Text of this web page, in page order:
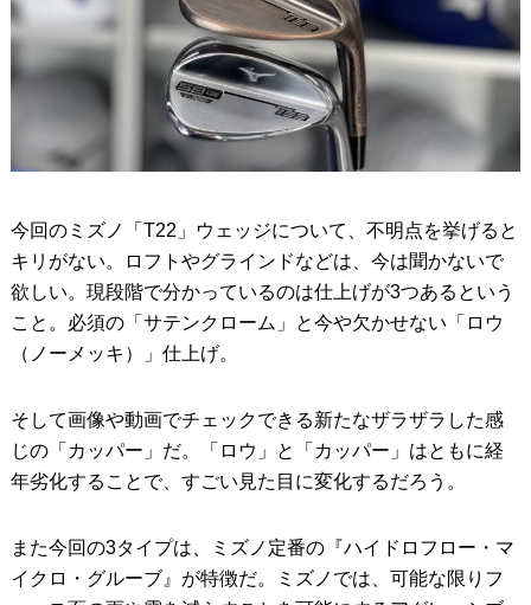
今回のミズノ「T22」ウェッジについて、不明点を挙げると
キリがない。ロフトやグラインドなどは、今は聞かないで
欲しい。現段階で分かっているのは仕上げが3つあるという
こと。必須の「サテンクローム」と今や欠かせない「ロウ
（ノーメッキ）」仕上げ。
そして画像や動画でチェックできる新たなザラザラした感
じの「カッパー」だ。「ロウ」と「カッパー」はともに経
年劣化することで、すごい見た目に変化するだろう。
また今回の3タイプは、ミズノ定番の『ハイドロフロー・マ
イクロ・グルーブ』が特徴だ。ミズノでは、可能な限りフ